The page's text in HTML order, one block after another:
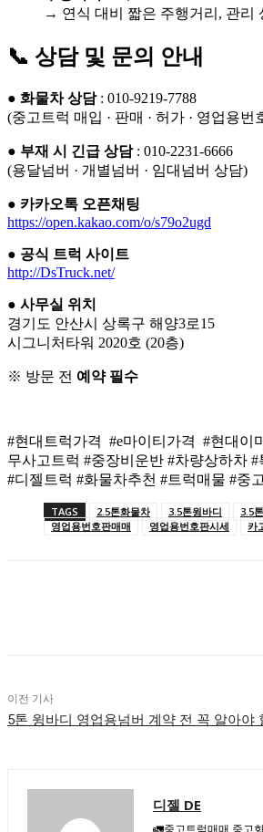
→ 연식 대비 짧은 주행거리, 관리
📞 상담 및 문의 안내
● 화물차 상담: 010-9219-7788
(중고트럭 매입 · 판매 · 허가 · 영업용번
● 부재 시 긴급 상담: 010-2231-6666
(용달넘버 · 개별넘버 · 임대넘버 상담)
● 카카오톡 오픈채팅
https://open.kakao.com/o/s79o2ugd
● 공식 트럭 사이트
http://DsTruck.net/
● 사무실 위치
경기도 안산시 상록구 해양3로15
시그니처타워 2020호 (20층)
※ 방문 전 예약 필수
#현대트럭가격 #e마이티가격 #현대이
무사고트럭 #중장비운반 #차량상하차
#디젤트럭 #화물차추천 #트럭매물 #중
TAGS 2.5톤화물차 3.5톤윙바디 3.5
영업용번호판매매
영업용번호판시세 카
이전 기사
5톤 윙바디 영업용넘버 계약 전 꼭 알아야
디젤 DE
🚛중고트럭매매 중고